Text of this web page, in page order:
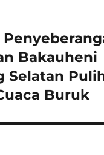
Bakauheni
Selatan
Buruk